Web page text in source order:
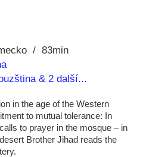
83min
& 2 další...
in the age of the Western
to mutual tolerance: In
to prayer in the mosque – in
Brother Jihad reads the